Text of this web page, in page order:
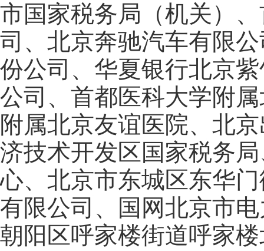
市国家税务局（机关）
司、北京奔驰汽车有限
份公司、华夏银行北京
公司、首都医科大学附
附属北京友谊医院、北
济技术开发区国家税务
心、北京市东城区东华
有限公司、国网北京市
朝阳区呼家楼街道呼家